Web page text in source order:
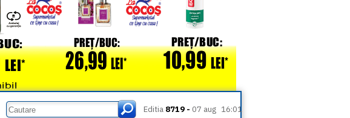
Editia 8719 - 07 aug 16:01